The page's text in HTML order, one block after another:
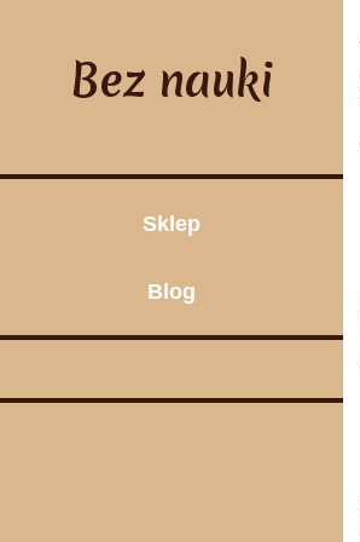
Bez nauki
Sklep
Blog